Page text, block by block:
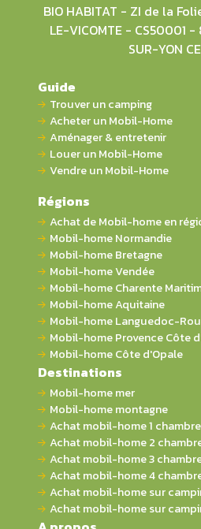
BIO HABITAT - ZI de la
LE-VICOMTE - CS50001
SUR-YON
Guide
Trouver un camping
Acheter un Mobil-Home
Aménager & entretenir
Louer un Mobil-Home
Vendre un Mobil-Home
Régions
Achat de Mobil-home en
Mobil-home Normandie
Mobil-home Bretagne
Mobil-home Vendée
Mobil-home Charente
Mobil-home Aquitaine
Mobil-home Languedoc-
Mobil-home Provence Côte
Mobil-home Côte d'Opale
Destinations
Mobil-home mer
Mobil-home montagne
Achat mobil-home 1
Achat mobil-home 2
Achat mobil-home 3
Achat mobil-home 4
Achat mobil-home sur
Achat mobil-home sur